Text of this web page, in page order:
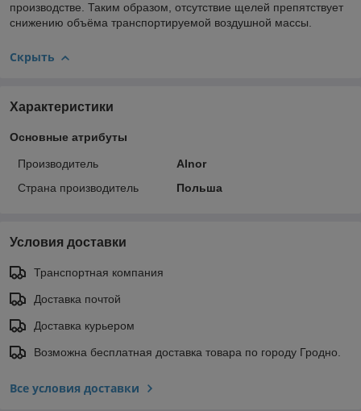
производстве. Таким образом, отсутствие щелей препятствует
снижению объёма транспортируемой воздушной массы.
Скрыть
Характеристики
Основные атрибуты
Производитель
Alnor
Страна производитель
Польша
Условия доставки
Транспортная компания
Доставка почтой
Доставка курьером
Возможна бесплатная доставка товара по городу Гродно.
Все условия доставки